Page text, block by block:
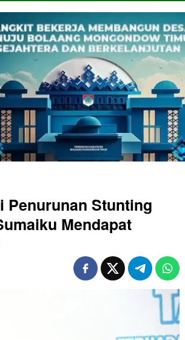
Penurunan Stunting
Mendapat